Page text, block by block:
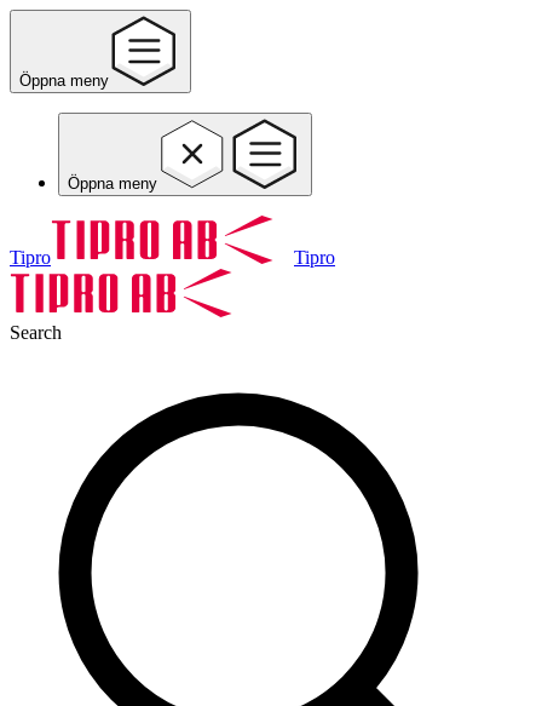
Öppna meny
Öppna meny
Tipro Tipro
Search